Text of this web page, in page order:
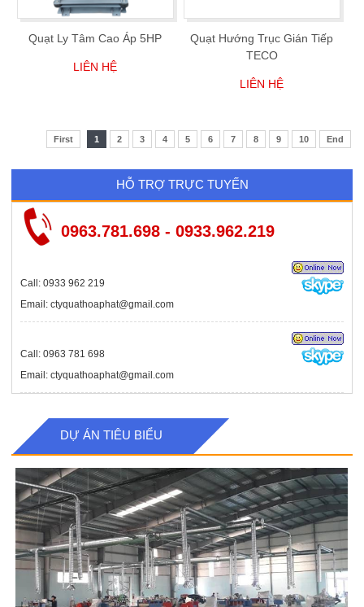
Quạt Ly Tâm Cao Áp 5HP
LIÊN HỆ
Quạt Hướng Trục Gián Tiếp
TECO
LIÊN HỆ
First 1 2 3 4 5 6 7 8 9 10 End
HỖ TRỢ TRỰC TUYẾN
0963.781.698 - 0933.962.219
Call: 0933 962 219
Email: ctyquathoaphat@gmail.com
Call: 0963 781 698
Email: ctyquathoaphat@gmail.com
DỰ ÁN TIÊU BIỂU